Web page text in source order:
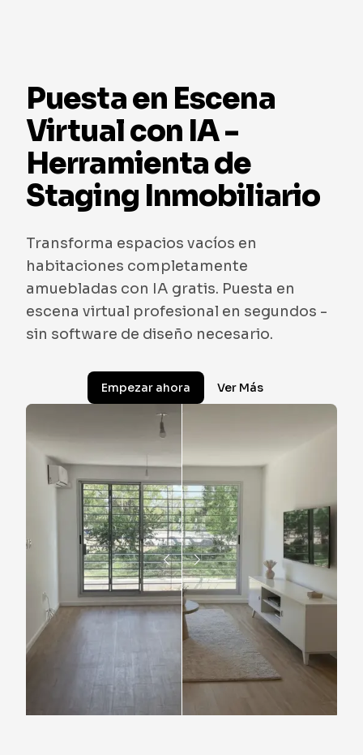
Puesta en Escena
Virtual con IA -
Herramienta de
Staging Inmobiliario
Transforma espacios vacíos en
habitaciones completamente
amuebladas con IA gratis. Puesta en
escena virtual profesional en segundos -
sin software de diseño necesario.
Empezar ahora Ver Más